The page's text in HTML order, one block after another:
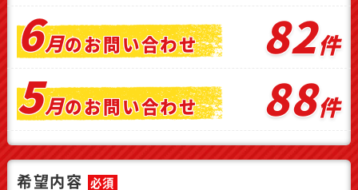
6月のお問い合わせ 82件
5月のお問い合わせ 88件
希望内容 必須